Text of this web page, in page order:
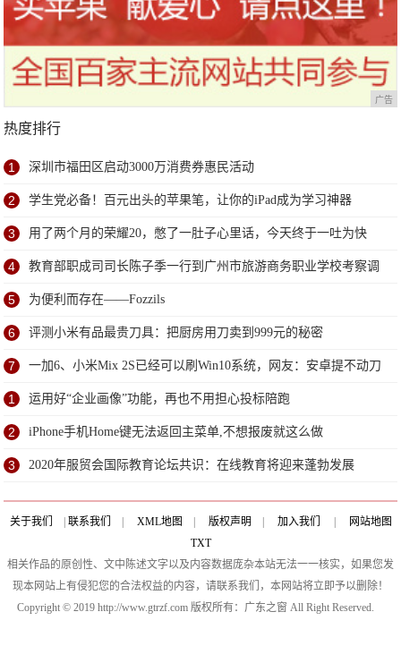
广告
热度排行
1 深圳市福田区启动3000万消费券惠民活动
2 学生党必备！百元出头的苹果笔，让你的iPad成为学习神器
3 用了两个月的荣耀20，憋了一肚子心里话，今天终于一吐为快
4 教育部职成司司长陈子季一行到广州市旅游商务职业学校考察调
研
5 为便利而存在——Fozzils
6 评测小米有品最贵刀具：把厨房用刀卖到999元的秘密
7 一加6、小米Mix 2S已经可以刷Win10系统，网友：安卓提不动刀
了？
1 运用好“企业画像”功能，再也不用担心投标陪跑
2 iPhone手机Home键无法返回主菜单,不想报废就这么做
3 2020年服贸会国际教育论坛共识：在线教育将迎来蓬勃发展
关于我们 联系我们 XML地图 版权声明 加入我们
网站地图
TXT
相关作品的原创性、文中陈述文字以及内容数据庞杂本站无法一一核实，如果您发
现本网站上有侵犯您的合法权益的内容，请联系我们，本网站将立即予以删除！
Copyright © 2019 http://www.gtrzf.com 版权所有：广东之窗 All Right Reserved.